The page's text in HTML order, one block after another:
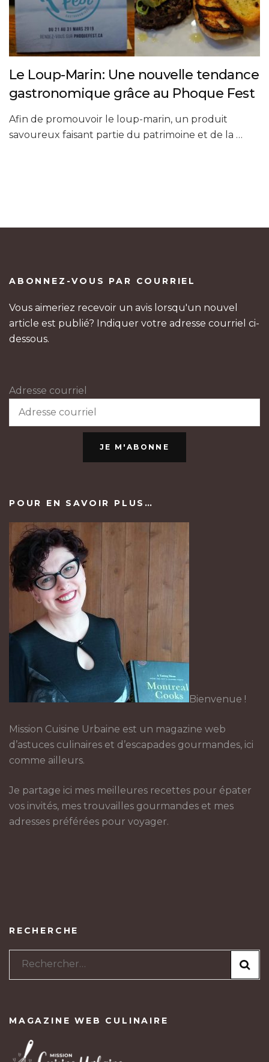
Le Loup-Marin: Une nouvelle tendance
gastronomique grâce au Phoque Fest
Afin de promouvoir le loup-marin, un produit
savoureux faisant partie du patrimoine et de la …
ABONNEZ-VOUS PAR COURRIEL
Vous aimeriez recevoir un avis lorsqu'un nouvel
article est publié? Indiquer votre adresse courriel ci-
dessous.
Adresse courriel
JE M'ABONNE
POUR EN SAVOIR PLUS…
Bienvenue !
Mission Cuisine Urbaine est un magazine web
d’astuces culinaires et d’escapades gourmandes, ici
comme ailleurs.
Je partage ici mes meilleures recettes pour épater
vos invités, mes trouvailles gourmandes et mes
adresses préférées pour voyager.
RECHERCHE
Rechercher :
MAGAZINE WEB CULINAIRE